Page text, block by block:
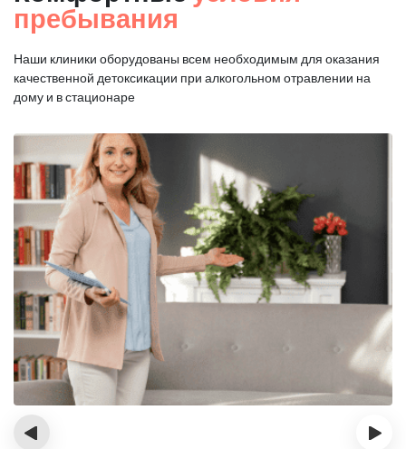
пребывания
Наши клиники оборудованы всем необходимым для оказания
качественной детоксикации при алкогольном отравлении на
дому и в стационаре
‹ ›